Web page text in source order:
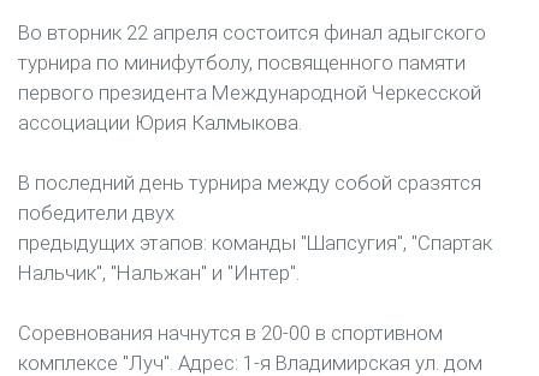
Во вторник 22 апреля состоится финал адыгского
турнира по минифутболу, посвященного памяти
первого президента Международной Черкесской
ассоциации Юрия Калмыкова.
В последний день турнира между собой сразятся
победители двух
предыдущих этапов: команды "Шапсугия", "Спартак
Нальчик", "Нальжан" и "Интер".
Соревнования начнутся в 20-00 в спортивном
комплексе "Луч". Адрес: 1-я Владимирская ул. дом